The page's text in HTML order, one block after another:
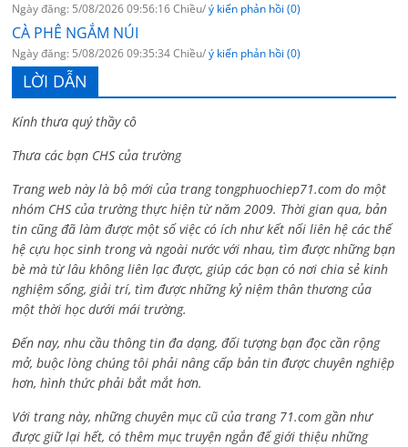
Ngày đăng: 5/08/2026 09:56:16 Chiều/ý kiến phản hồi (0)
CÀ PHÊ NGẮM NÚI
Ngày đăng: 5/08/2026 09:35:34 Chiều/ý kiến phản hồi (0)
LỜI DẪN
Kính thưa quý thầy cô
Thưa các bạn CHS của trường
Trang web này là bộ mới của trang tongphuochiep71.com do một
nhóm CHS của trường thực hiện từ năm 2009. Thời gian qua, bản
tin cũng đã làm được một số việc có ích như kết nối liên hệ các thế
hệ cựu học sinh trong và ngoài nước với nhau, tìm được những bạn
bè mà từ lâu không liên lạc được, giúp các bạn có nơi chia sẻ kinh
nghiệm sống, giải trí, tìm được những kỷ niệm thân thương của
một thời học dưới mái trường.
Đến nay, nhu cầu thông tin đa dạng, đối tượng bạn đọc cần rộng
mở, buộc lòng chúng tôi phải nâng cấp bản tin được chuyên nghiệp
hơn, hình thức phải bắt mắt hơn.
Với trang này, những chuyên mục cũ của trang 71.com gần như
được giữ lại hết, có thêm mục truyện ngắn để giới thiệu những